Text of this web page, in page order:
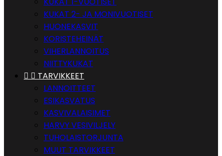
KUKAT 2- JA MONIVUOTISET
HUONEKASVIT
KORISTEHEINÄT
VIHERLANNOITUS
NIITTYKUKAT
  TARVIKKEET
LANNOITTEET
ESIKASVATUS
KASVIVALAISIMET
HARVY VESIVILJELY
TUHOLAISTORJUNTA
MUUT TARVIKKEET